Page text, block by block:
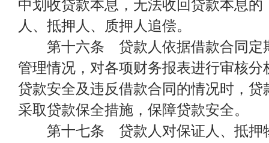
中划收贷款本息，无法收回贷款本息
人、抵押人、质押人追偿。
第十六条 贷款人依据借款合同定
管理情况，对各项财务报表进行审核
贷款安全及违反借款合同的情况时，
采取贷款保全措施，保障贷款安全。
第十七条 贷款人对保证人、抵押